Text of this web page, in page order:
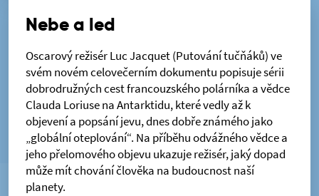
Nebe a led
Oscarový režisér Luc Jacquet (Putování tučňáků) ve
svém novém celovečerním dokumentu popisuje sérii
dobrodružných cest francouzského polárníka a vědce
Clauda Loriuse na Antarktidu, které vedly až k
objevení a popsání jevu, dnes dobře známého jako
„globální oteplování“. Na příběhu odvážného vědce a
jeho přelomového objevu ukazuje režisér, jaký dopad
může mít chování člověka na budoucnost naší
planety.